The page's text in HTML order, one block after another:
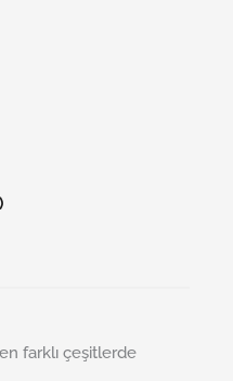
farklı çeşitlerde